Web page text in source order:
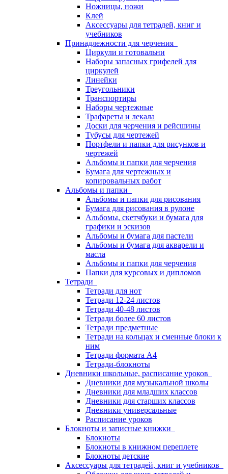
Ножницы, ножи
Клей
Аксессуары для тетрадей, книг и
учебников
Принадлежности для черчения
Циркули и готовальни
Наборы запасных грифелей для
циркулей
Линейки
Треугольники
Транспортиры
Наборы чертежные
Трафареты и лекала
Доски для черчения и рейсшины
Тубусы для чертежей
Портфели и папки для рисунков и
чертежей
Альбомы и папки для черчения
Бумага для чертежных и
копировальных работ
Альбомы и папки
Альбомы и папки для рисования
Бумага для рисования в рулоне
Альбомы, скетчбуки и бумага для
графики и эскизов
Альбомы и бумага для пастели
Альбомы и бумага для акварели и
масла
Альбомы и папки для черчения
Папки для курсовых и дипломов
Тетради
Тетради для нот
Тетради 12-24 листов
Тетради 40-48 листов
Тетради более 60 листов
Тетради предметные
Тетради на кольцах и сменные блоки к
ним
Тетради формата А4
Тетради-блокноты
Дневники школьные, расписание уроков
Дневники для музыкальной школы
Дневники для младших классов
Дневники для старших классов
Дневники универсальные
Расписание уроков
Блокноты и записные книжки
Блокноты
Блокноты в книжном переплете
Блокноты детские
Аксессуары для тетрадей, книг и учебников